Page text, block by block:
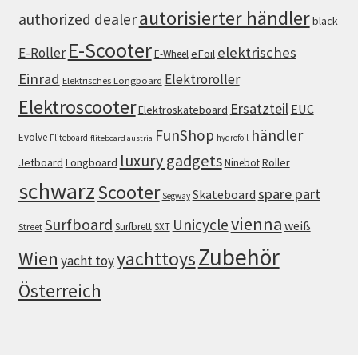
authorized dealerautorisierter händlerblack
E-Roller E-ScooterE-WheeleFoil elektrisches
Einrad Elektrisches Longboard Elektroroller
ElektroscooterElektroskateboard Ersatzteil EUC
Evolve Fliteboard fliteboard austria FunShop hydrofoil händler
Jetboard Longboard luxury gadgetsNinebotRoller
schwarzScooter Segway Skateboard spare part
Street Surfboard SurfbrettSXT Unicyclevienna weiß
Wien yacht toyyachttoysZubehör
Österreich